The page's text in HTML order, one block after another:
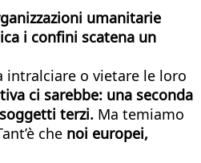
umanitarie
i confini scatena un
intralciare o vietare le loro
ci sarebbe: una seconda
terzi. Ma temiamo
che noi europei,